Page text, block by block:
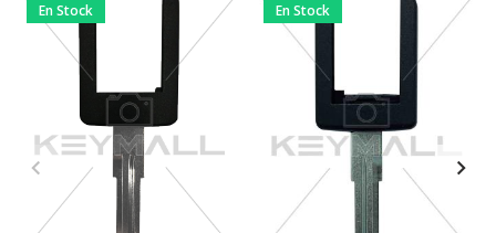
En Stock En Stock